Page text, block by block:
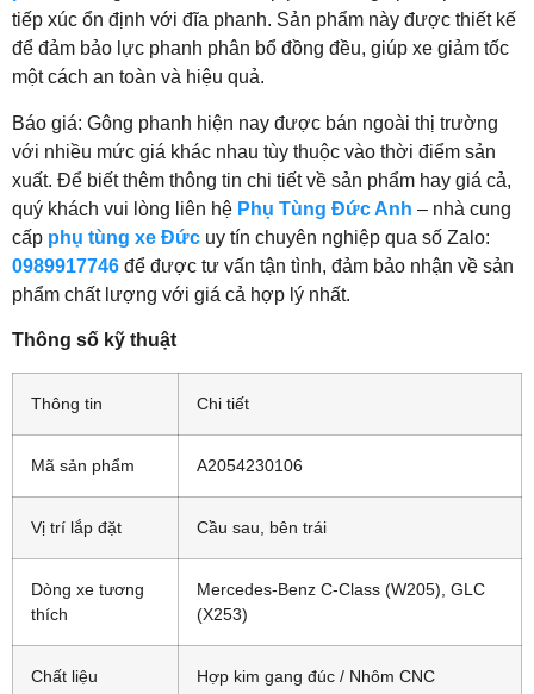
tiếp xúc ổn định với đĩa phanh. Sản phẩm này được thiết kế
để đảm bảo lực phanh phân bổ đồng đều, giúp xe giảm tốc
một cách an toàn và hiệu quả.
Báo giá: Gông phanh hiện nay được bán ngoài thị trường
với nhiều mức giá khác nhau tùy thuộc vào thời điểm sản
xuất. Để biết thêm thông tin chi tiết về sản phẩm hay giá cả,
quý khách vui lòng liên hệ Phụ Tùng Đức Anh – nhà cung
cấp phụ tùng xe Đức uy tín chuyên nghiệp qua số Zalo:
0989917746 để được tư vấn tận tình, đảm bảo nhận về sản
phẩm chất lượng với giá cả hợp lý nhất.
Thông số kỹ thuật
Thông tin Chi tiết
Mã sản phẩm A2054230106
Vị trí lắp đặt Cầu sau, bên trái
Dòng xe tương
thích
Mercedes-Benz C-Class (W205), GLC
(X253)
Chất liệu Hợp kim gang đúc / Nhôm CNC